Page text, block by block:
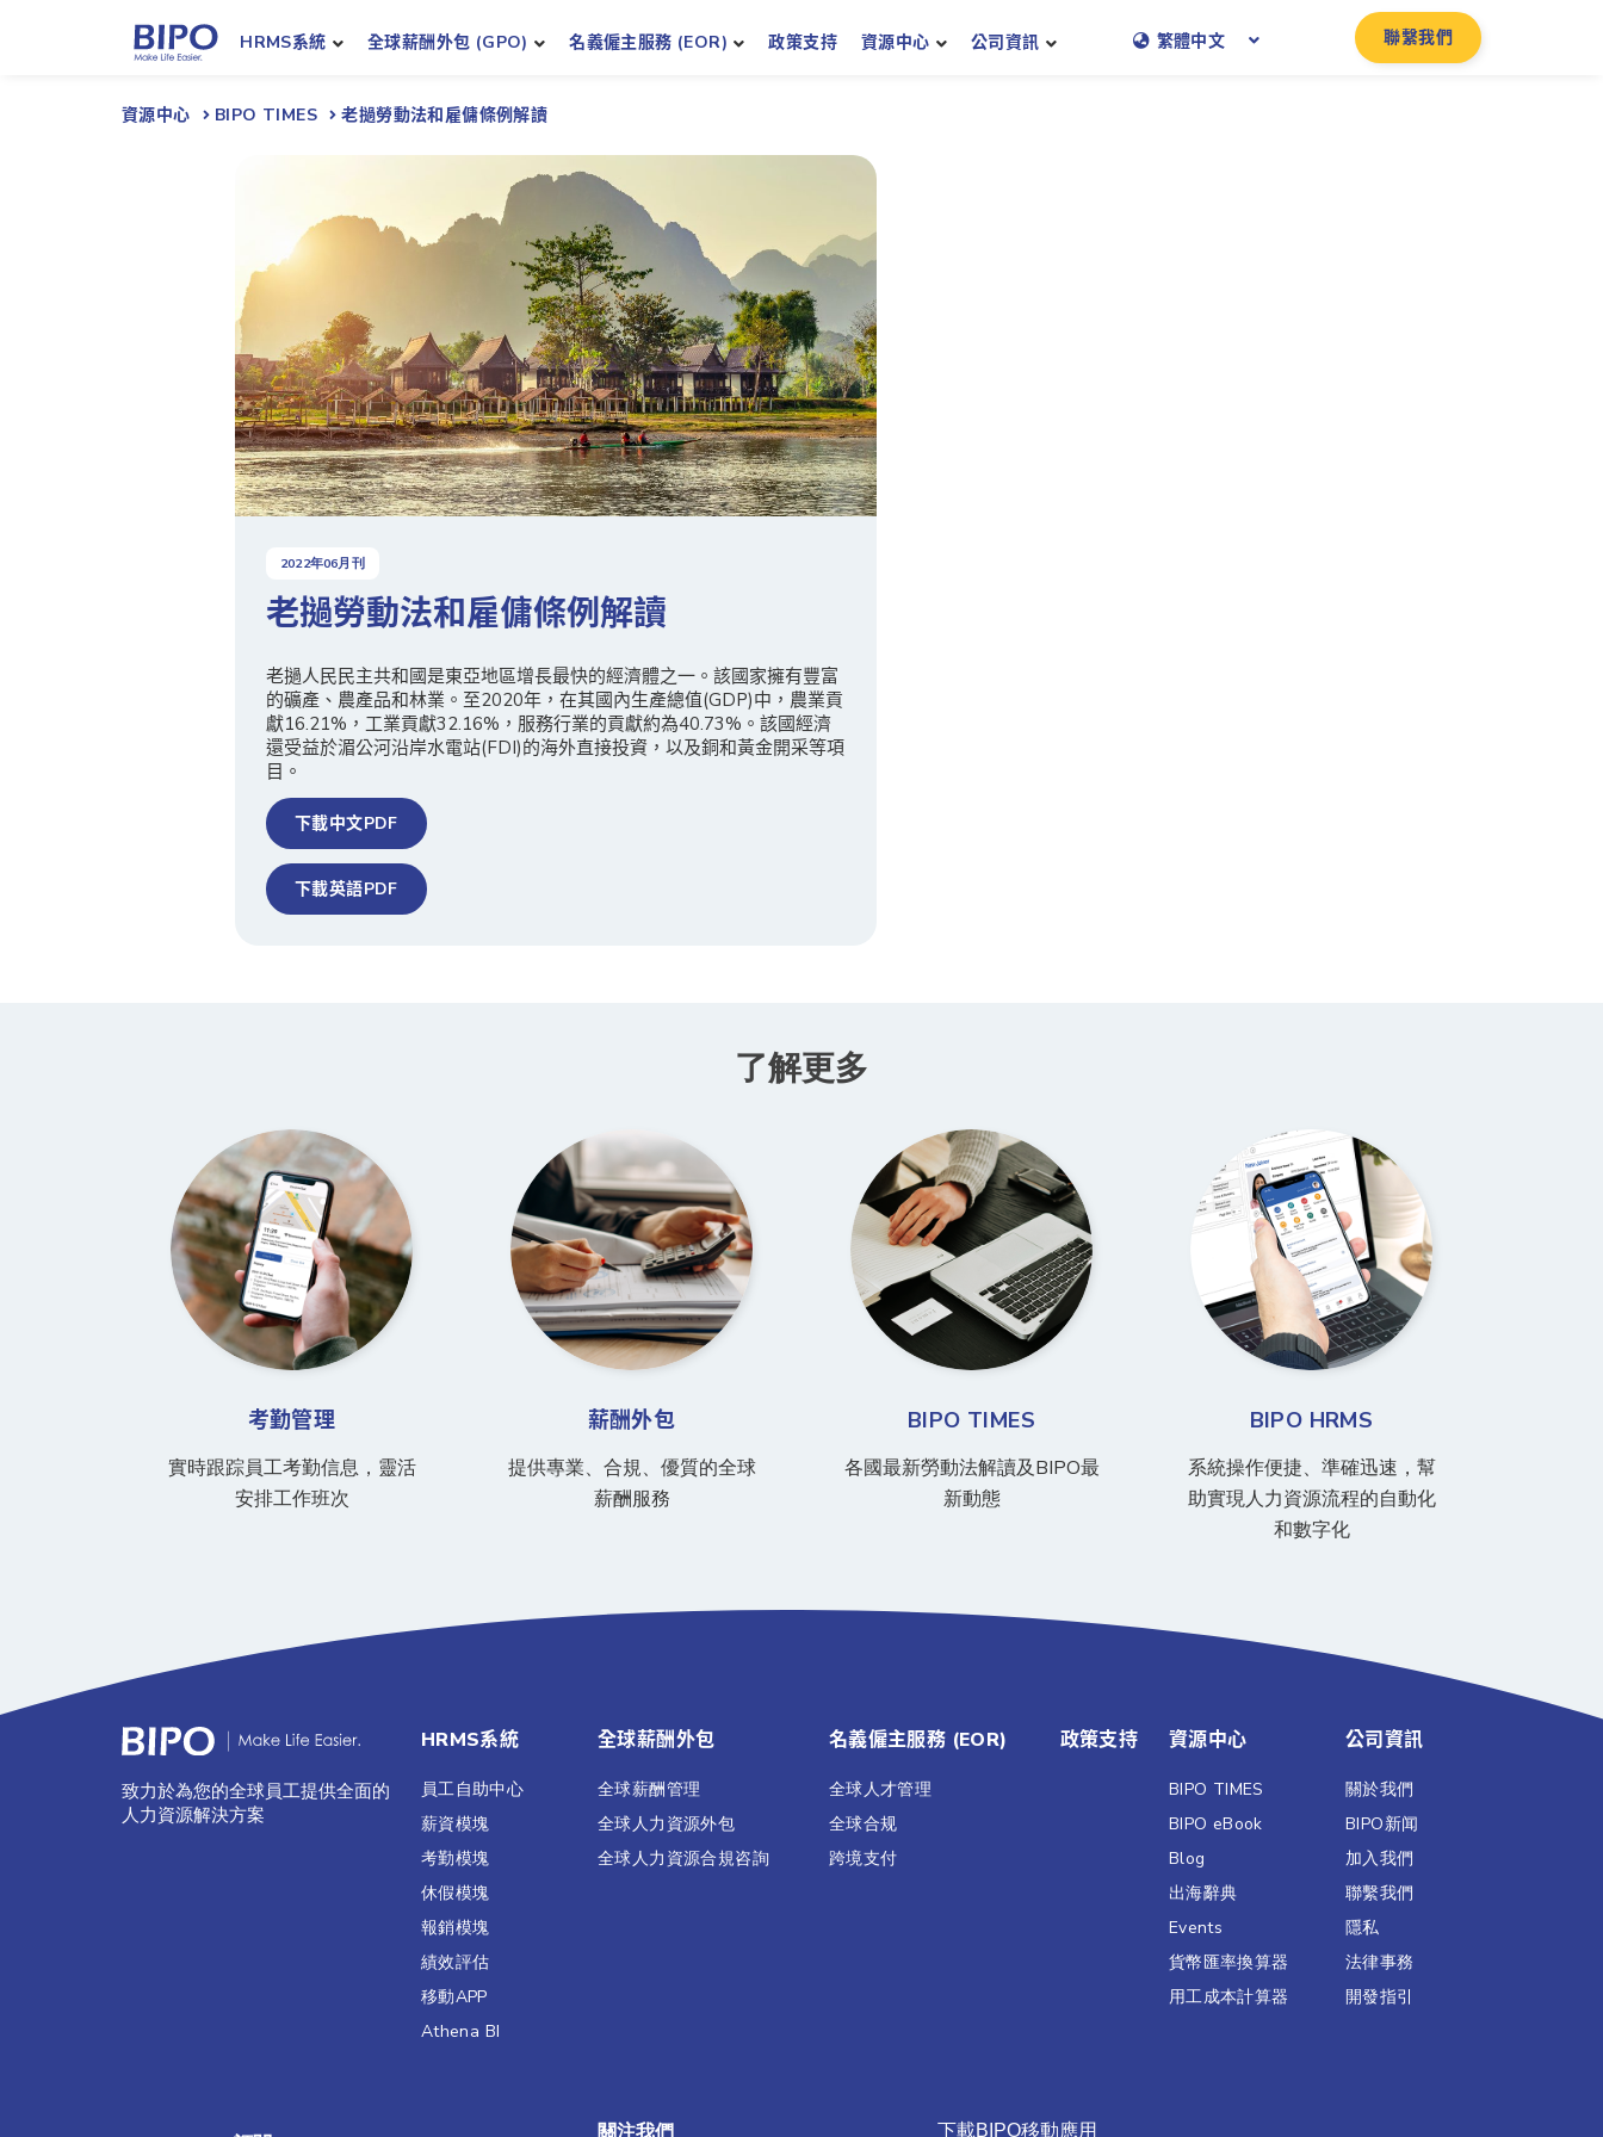
HRMS系統 全球薪酬外包 (GPO) 名義僱主服務 (EOR) 政策支持 資源中心 公司資訊 繁體中文 聯繫我們
資源中心 BIPO TIMES 老撾勞動法和雇傭條例解讀
2022年06月刊
老撾勞動法和雇傭條例解讀
老撾人民民主共和國是東亞地區增長最快的經濟體之一。該國家擁有豐富
的礦產、農產品和林業。至2020年，在其國內生產總值(GDP)中，農業貢
獻16.21%，工業貢獻32.16%，服務行業的貢獻約為40.73%。該國經濟
還受益於湄公河沿岸水電站(FDI)的海外直接投資，以及銅和黃金開采等項
目。
下載中文PDF
下載英語PDF
了解更多
考勤管理
實時跟踪員工考勤信息，靈活
安排工作班次
薪酬外包
提供專業、合規、優質的全球
薪酬服務
BIPO TIMES
各國最新勞動法解讀及BIPO最
新動態
BIPO HRMS
系統操作便捷、準確迅速，幫
助實現人力資源流程的自動化
和數字化
致力於為您的全球員工提供全面的
人力資源解決方案
HRMS系統
員工自助中心
薪資模塊
考勤模塊
休假模塊
報銷模塊
績效評估​
移動APP
Athena BI
全球薪酬外包
全球薪酬管理
全球人力資源外包
全球人力資源合規咨詢
名義僱主服務 (EOR)
全球人才管理
全球合规
跨境支付
政策支持 資源中心
BIPO TIMES
BIPO eBook
Blog
出海辭典
Events
貨幣匯率換算器
用工成本計算器
公司資訊
關於我們
BIPO新闻​
加入我們
聯繫我們​
隱私
法律事務
開發指引
下載BIPO移動應用